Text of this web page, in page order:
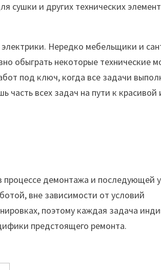
сушки и других технических
Нередко мебельщики и
обыграть некоторые технические
под ключ, когда все задачи
часть всех задач на пути к
демонтажа и последующей
вне зависимости от условий
поэтому каждая задача
предстоящего ремонта.